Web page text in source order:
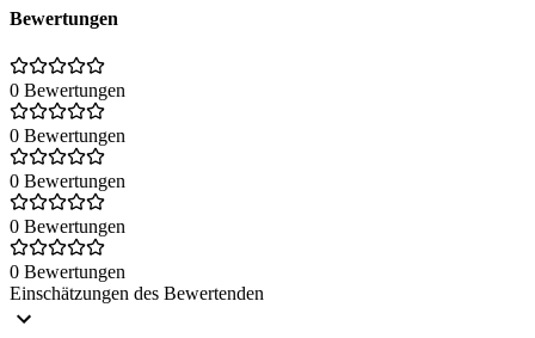
Bewertungen
0 Bewertungen
0 Bewertungen
0 Bewertungen
0 Bewertungen
0 Bewertungen
Einschätzungen des Bewertenden